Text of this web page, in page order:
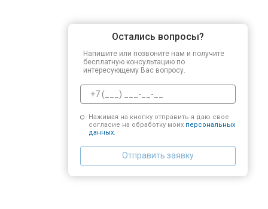
Остались вопросы?
Напишите или позвоните нам и получите
бесплатную консультацию по
интересующему Вас вопросу.
Нажимая на кнопку отправить я даю свое
согласие на обработку моих персональных
данных.
Отправить заявку